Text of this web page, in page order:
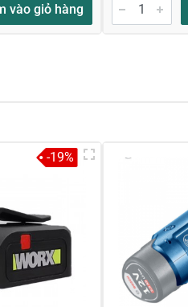
vào giỏ hàng
-19%